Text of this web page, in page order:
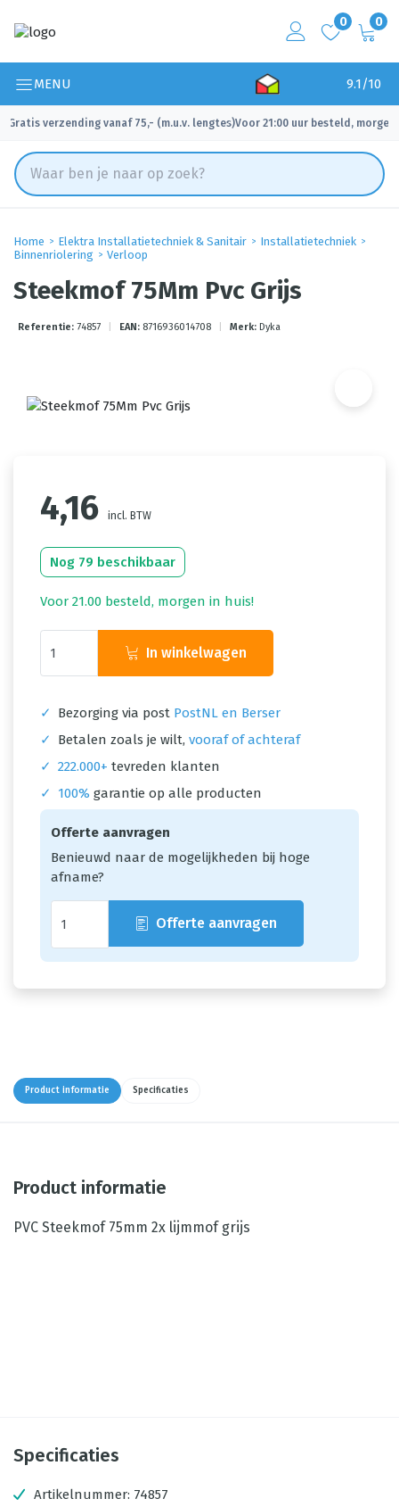
0 0
MENU 9.1/10
Gratis verzending vanaf 75,- (m.u.v. lengtes)
✓ Voor 21:00 uur besteld, morgen
Home Elektra Installatietechniek & Sanitair
Installatietechniek
Binnenriolering
Verloop
Steekmof 75Mm Pvc Grijs
Referentie: 74857 EAN: 8716936014708 Merk: Dyka
4,16 incl. BTW
Nog 79 beschikbaar
Voor 21.00 besteld, morgen in huis!
In winkelwagen
✓ Bezorging via post PostNL en Berser
✓
Betalen zoals je wilt, vooraf of achteraf
✓ 222.000+ tevreden klanten
✓
100% garantie op alle producten
Offerte aanvragen
Benieuwd naar de mogelijkheden bij hoge
afname?
Offerte aanvragen
Product informatie Specificaties
Product informatie
PVC Steekmof 75mm 2x lijmmof grijs
Specificaties
Artikelnummer: 74857